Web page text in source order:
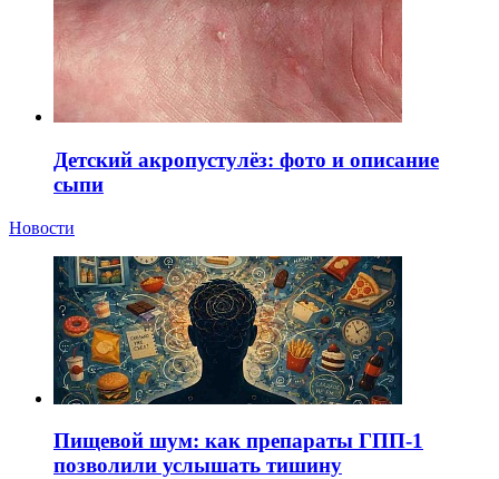
Детский акропустулёз: фото и описание
сыпи
Новости
Пищевой шум: как препараты ГПП-1
позволили услышать тишину